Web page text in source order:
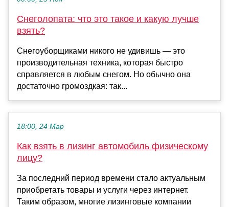
Снеголопата: что это такое и какую лучше
взять?
Снегоуборщиками никого не удивишь — это
производительная техника, которая быстро
справляется в любым снегом. Но обычно она
достаточно громоздкая: так...
18:00, 24 Мар
Как взять в лизинг автомобиль физическому
лицу?
За последний период времени стало актуальным
приобретать товары и услуги через интернет.
Таким образом, многие лизинговые компании